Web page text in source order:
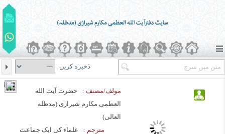
ذخیره کریں
مولف/مصنف :
حضرت آیت الله
العظمی مکارم شیرازی (مدظله
العالی)
مترجم :
علماء کی ایک جماعت